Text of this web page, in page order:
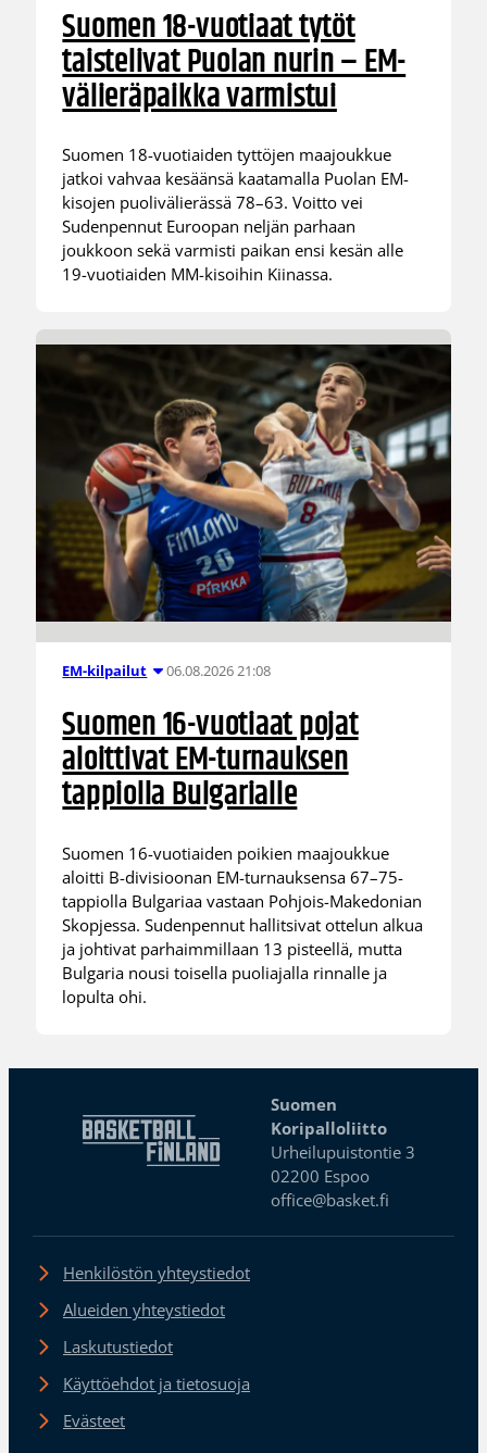
Suomen 18-vuotiaat tytöt
taistelivat Puolan nurin – EM-
välieräpaikka varmistui
Suomen 18-vuotiaiden tyttöjen maajoukkue
jatkoi vahvaa kesäänsä kaatamalla Puolan EM-
kisojen puolivälierässä 78–63. Voitto vei
Sudenpennut Euroopan neljän parhaan
joukkoon sekä varmisti paikan ensi kesän alle
19-vuotiaiden MM-kisoihin Kiinassa.
EM-kilpailut 06.08.2026 21:08
Suomen 16-vuotiaat pojat
aloittivat EM-turnauksen
tappiolla Bulgarialle
Suomen 16-vuotiaiden poikien maajoukkue
aloitti B-divisioonan EM-turnauksensa 67–75-
tappiolla Bulgariaa vastaan Pohjois-Makedonian
Skopjessa. Sudenpennut hallitsivat ottelun alkua
ja johtivat parhaimmillaan 13 pisteellä, mutta
Bulgaria nousi toisella puoliajalla rinnalle ja
lopulta ohi.
Suomen
Koripalloliitto
Urheilupuistontie 3
02200 Espoo
office@basket.fi
Henkilöstön yhteystiedot
Alueiden yhteystiedot
Laskutustiedot
Käyttöehdot ja tietosuoja
Evästeet